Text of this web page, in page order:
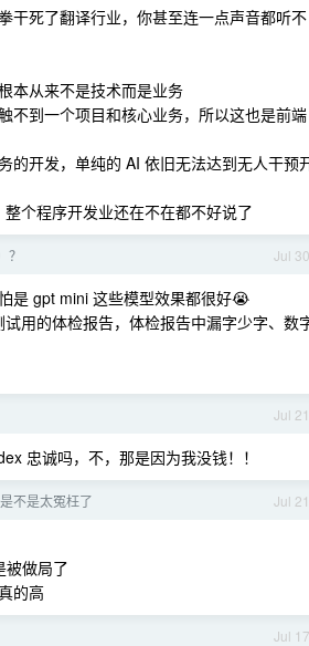
干死了翻译行业，你甚至连一点声音都听不
本从来不是技术而是业务
不到一个项目和核心业务，所以这也是前端
的开发，单纯的 AI 依旧无法达到无人干预
个程序开发业还在不在都不好说了
Jul 30
是 gpt mini 这些模型效果都很好😭
用的体检报告，体检报告中漏字少字、数
Jul 21
忠诚吗，不，那是因为我没钱！！
Jul 21
不是太冤枉了
被做局了
的高
Jul 17